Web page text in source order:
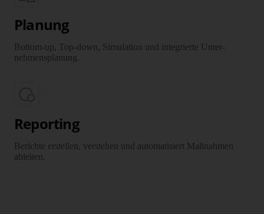
Planung
Bottom-up, Top-down, Simulation und integrierte Unter­
nehmens­planung.
Reporting
Berichte erstellen, verstehen und automatisiert Maßnahmen
ableiten.